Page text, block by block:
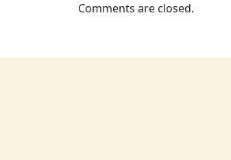
Comments are closed.